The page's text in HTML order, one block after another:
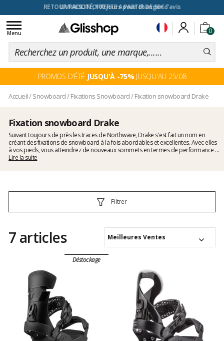
RETOUR FACILITÉ, 100 jours pour changer d'avis
0
Toggle
navigation
Menu
PROMOS D'ÉTÉ JUSQU'À -75% JUSQU'AU 25/08
Accueil/Snowboard/Fixations Snowboard/Fixation snowboard Drake
Fixation snowboard Drake
Suivant toujours de près les traces de Northwave, Drake s'est fait un nom en
créant des fixations de snowboard à la fois abordables et excellentes. Avec elles
à vos pieds, vous atteindrez de nouveaux sommets en termes de performance et
de contrôle. Style italien et hautes performances, que demander de plus ?
Lire la suite
Filtrer
7 articles Meilleures Ventes
Déstockage